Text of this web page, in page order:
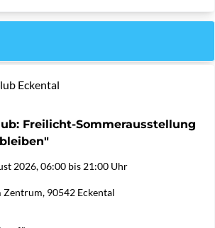
Eckental
Freilicht-Sommerausstellung
2026, 06:00 bis 21:00 Uhr
Zentrum, 90542 Eckental